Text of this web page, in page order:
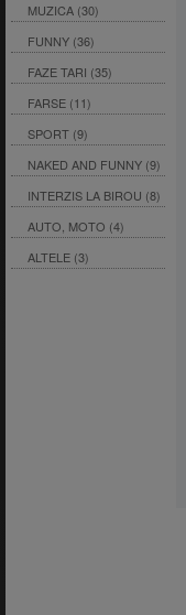
MUZICA (30)
FUNNY (36)
FAZE TARI (35)
FARSE (11)
SPORT (9)
NAKED AND FUNNY (9)
INTERZIS LA BIROU (8)
AUTO, MOTO (4)
ALTELE (3)